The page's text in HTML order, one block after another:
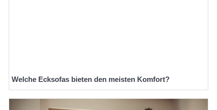
Welche Ecksofas bieten den meisten Komfort?